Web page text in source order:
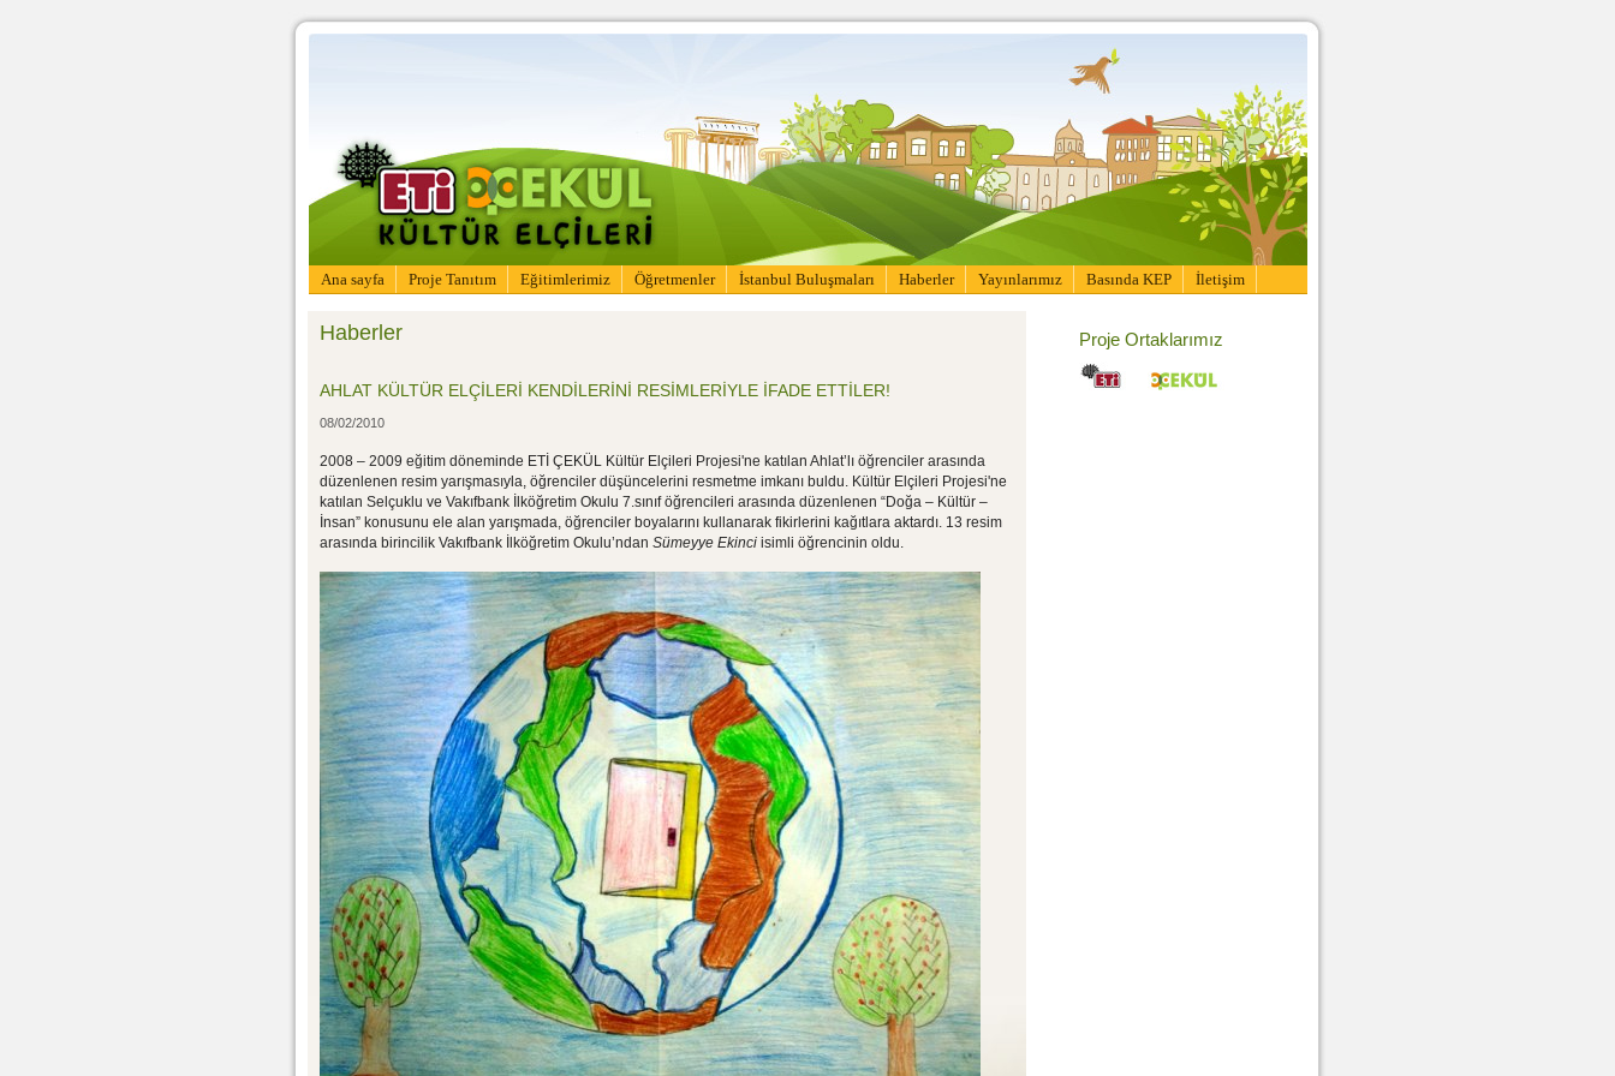
Ana sayfa Proje Tanıtım Eğitimlerimiz Öğretmenler İstanbul Buluşmaları Haberler Yayınlarımız Basında KEP İletişim
Proje Ortaklarımız
Haberler
AHLAT KÜLTÜR ELÇİLERİ KENDİLERİNİ RESİMLERİYLE İFADE ETTİLER!
08/02/2010
2008 – 2009 eğitim döneminde ETİ ÇEKÜL Kültür Elçileri Projesi'ne katılan Ahlat’lı öğrenciler arasında
düzenlenen resim yarışmasıyla, öğrenciler düşüncelerini resmetme imkanı buldu. Kültür Elçileri Projesi'ne
katılan Selçuklu ve Vakıfbank İlköğretim Okulu 7.sınıf öğrencileri arasında düzenlenen “Doğa – Kültür –
İnsan” konusunu ele alan yarışmada, öğrenciler boyalarını kullanarak fikirlerini kağıtlara aktardı. 13 resim
arasında birincilik Vakıfbank İlköğretim Okulu’ndan Sümeyye Ekinci isimli öğrencinin oldu.